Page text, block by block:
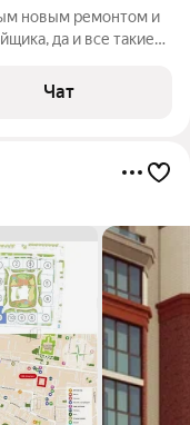
новым ремонтом и
да и все такие
готов, идет
Чат